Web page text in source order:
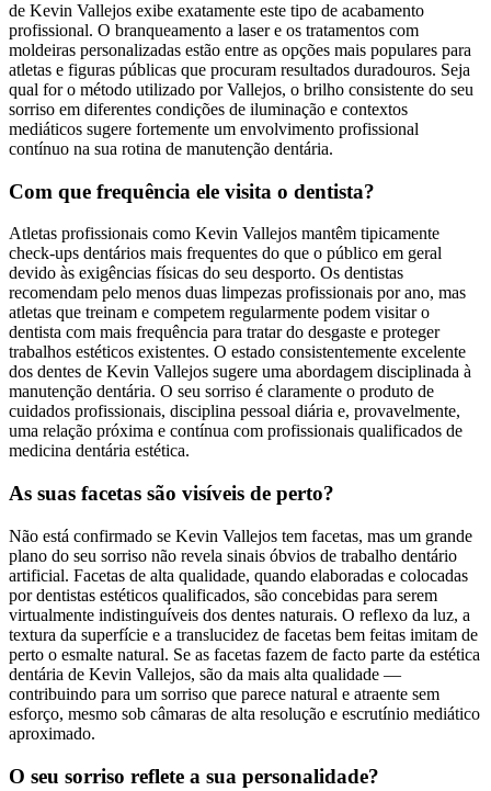
de Kevin Vallejos exibe exatamente este tipo de acabamento
profissional. O branqueamento a laser e os tratamentos com
moldeiras personalizadas estão entre as opções mais populares para
atletas e figuras públicas que procuram resultados duradouros. Seja
qual for o método utilizado por Vallejos, o brilho consistente do seu
sorriso em diferentes condições de iluminação e contextos
mediáticos sugere fortemente um envolvimento profissional
contínuo na sua rotina de manutenção dentária.
Com que frequência ele visita o dentista?
Atletas profissionais como Kevin Vallejos mantêm tipicamente
check-ups dentários mais frequentes do que o público em geral
devido às exigências físicas do seu desporto. Os dentistas
recomendam pelo menos duas limpezas profissionais por ano, mas
atletas que treinam e competem regularmente podem visitar o
dentista com mais frequência para tratar do desgaste e proteger
trabalhos estéticos existentes. O estado consistentemente excelente
dos dentes de Kevin Vallejos sugere uma abordagem disciplinada à
manutenção dentária. O seu sorriso é claramente o produto de
cuidados profissionais, disciplina pessoal diária e, provavelmente,
uma relação próxima e contínua com profissionais qualificados de
medicina dentária estética.
As suas facetas são visíveis de perto?
Não está confirmado se Kevin Vallejos tem facetas, mas um grande
plano do seu sorriso não revela sinais óbvios de trabalho dentário
artificial. Facetas de alta qualidade, quando elaboradas e colocadas
por dentistas estéticos qualificados, são concebidas para serem
virtualmente indistinguíveis dos dentes naturais. O reflexo da luz, a
textura da superfície e a translucidez de facetas bem feitas imitam de
perto o esmalte natural. Se as facetas fazem de facto parte da estética
dentária de Kevin Vallejos, são da mais alta qualidade —
contribuindo para um sorriso que parece natural e atraente sem
esforço, mesmo sob câmaras de alta resolução e escrutínio mediático
aproximado.
O seu sorriso reflete a sua personalidade?